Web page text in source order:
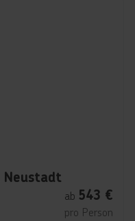
ab 543 €
pro Person